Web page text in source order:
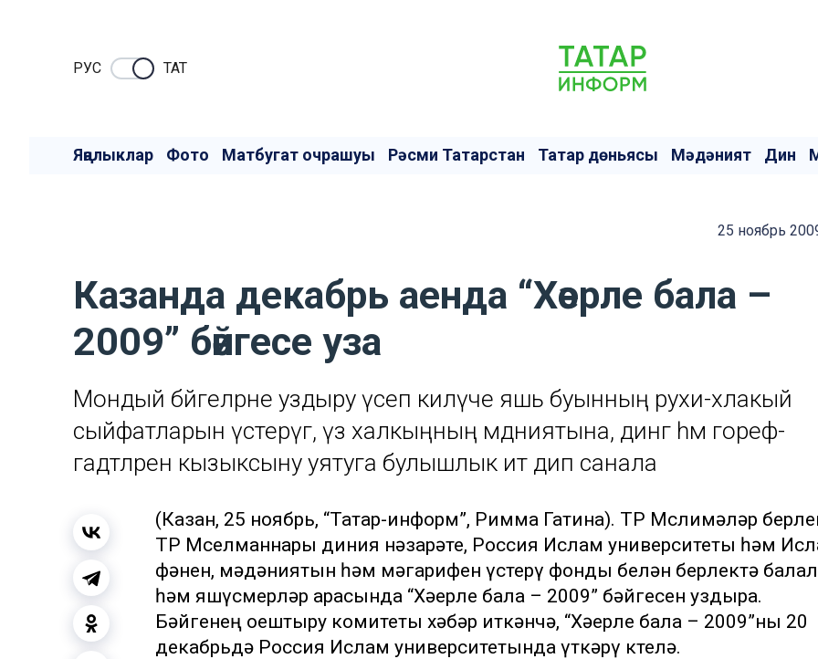
РУC ТАТ
Яңалыклар Фото Матбугат очрашуы Рәсми Татарстан Татар дөньясы Мәдәният Дин
25 ноябрь
Казанда декабрь аенда “Хәерле бала –
2009” бәйгесе уза
Мондый бәйгеләрне уздыру үсеп килүче яшь буынның рухи-әхлакый
сыйфатларын үстерүгә, үз халкыңның мәдәниятына, дингә һәм гореф-
гадәтләренә кызыксыну уятуга булышлык итә дип санала
(Казан, 25 ноябрь, “Татар-информ”, Римма Гатина). ТР Мөслимәләр
ТР Мөселманнары диния нәзарәте, Россия Ислам университеты һәм
фәнен, мәдәниятын һәм мәгарифен үстерү фонды белән берлектә
һәм яшүсмерләр арасында “Хәерле бала – 2009” бәйгесен уздыра.
Бәйгенең оештыру комитеты хәбәр иткәнчә, “Хәерле бала – 2009”ны 20
декабрьдә Россия Ислам университетында үткәрү көтелә.